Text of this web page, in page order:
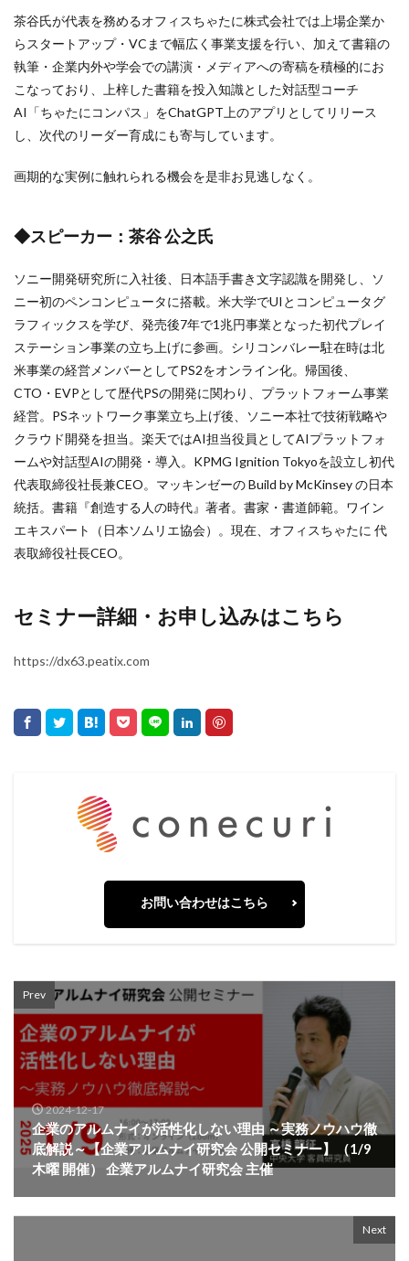
茶谷氏が代表を務めるオフィスちゃたに株式会社では上場企業か
らスタートアップ・VCまで幅広く事業支援を行い、加えて書籍の
執筆・企業内外や学会での講演・メディアへの寄稿を積極的にお
こなっており、上梓した書籍を投入知識とした対話型コーチ
AI「ちゃたにコンパス」をChatGPT上のアプリとしてリリース
し、次代のリーダー育成にも寄与しています。
画期的な実例に触れられる機会を是非お見逃しなく。
◆スピーカー：茶谷 公之氏
ソニー開発研究所に入社後、日本語手書き文字認識を開発し、ソ
ニー初のペンコンピュータに搭載。米大学でUIとコンピュータグ
ラフィックスを学び、発売後7年で1兆円事業となった初代プレイ
ステーション事業の立ち上げに参画。シリコンバレー駐在時は北
米事業の経営メンバーとしてPS2をオンライン化。帰国後、
CTO・EVPとして歴代PSの開発に関わり、プラットフォーム事業
経営。PSネットワーク事業立ち上げ後、ソニー本社で技術戦略や
クラウド開発を担当。楽天ではAI担当役員としてAIプラットフォ
ームや対話型AIの開発・導入。KPMG Ignition Tokyoを設立し初代
代表取締役社長兼CEO。マッキンゼーの Build by McKinsey の日本
統括。書籍『創造する人の時代』著者。書家・書道師範。ワイン
エキスパート（日本ソムリエ協会）。現在、オフィスちゃたに 代
表取締役社長CEO。
セミナー詳細・お申し込みはこちら
https://dx63.peatix.com
お問い合わせはこちら
Prev
2024-12-17
企業のアルムナイが活性化しない理由 ～実務ノウハウ徹
底解説～【企業アルムナイ研究会 公開セミナー】（1/9
木曜 開催） 企業アルムナイ研究会 主催
Next